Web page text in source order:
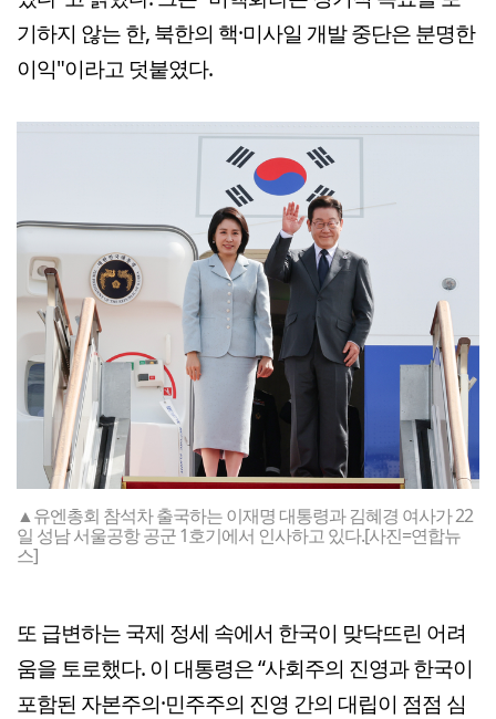
기하지 않는 한, 북한의 핵·미사일 개발 중단은 분명한
이익"이라고 덧붙였다.
▲유엔총회 참석차 출국하는 이재명 대통령과 김혜경 여사가 22
일 성남 서울공항 공군 1호기에서 인사하고 있다.[사진=연합뉴
스]
또 급변하는 국제 정세 속에서 한국이 맞닥뜨린 어려
움을 토로했다. 이 대통령은 “사회주의 진영과 한국이
포함된 자본주의·민주주의 진영 간의 대립이 점점 심